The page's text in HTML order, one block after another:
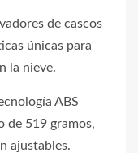
de cascos
únicas para
la nieve.
ABS
de 519 gramos,
ajustables.